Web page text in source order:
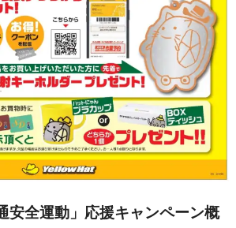
安全運動」応援キャンペーン概